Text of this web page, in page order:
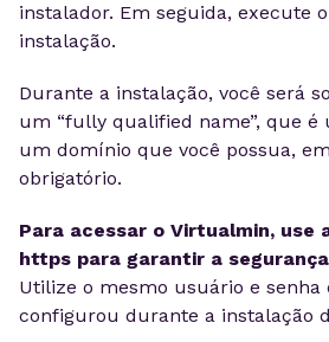
instalador. Em seguida, execute
instalação.
Durante a instalação, você será
um “fully qualified name”, que
um domínio que você possua,
obrigatório.
Para acessar o Virtualmin, use
https para garantir a
Utilize o mesmo usuário e senha
configurou durante a instalação